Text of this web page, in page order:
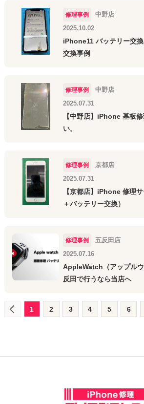
修理事例
中野店
2025.10.02
iPhone11 バッテリー交
交換事例
修理事例
中野店
2025.07.31
【中野店】iPhone 基板
い。
修理事例
京都店
2025.07.31
【京都店】iPhone 修理
＋バッテリー交換）
修理事例
五反田店
2025.07.16
AppleWatch（アップル
反田で行うなら当店へ
1 2 3 4 5 6